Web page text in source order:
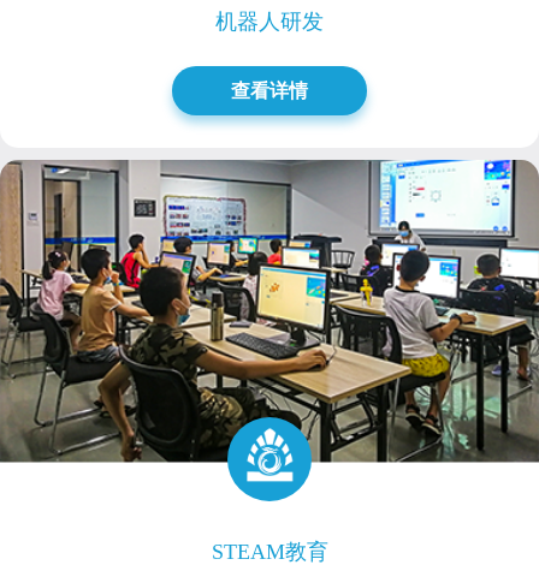
机器人研发
查看详情
STEAM教育